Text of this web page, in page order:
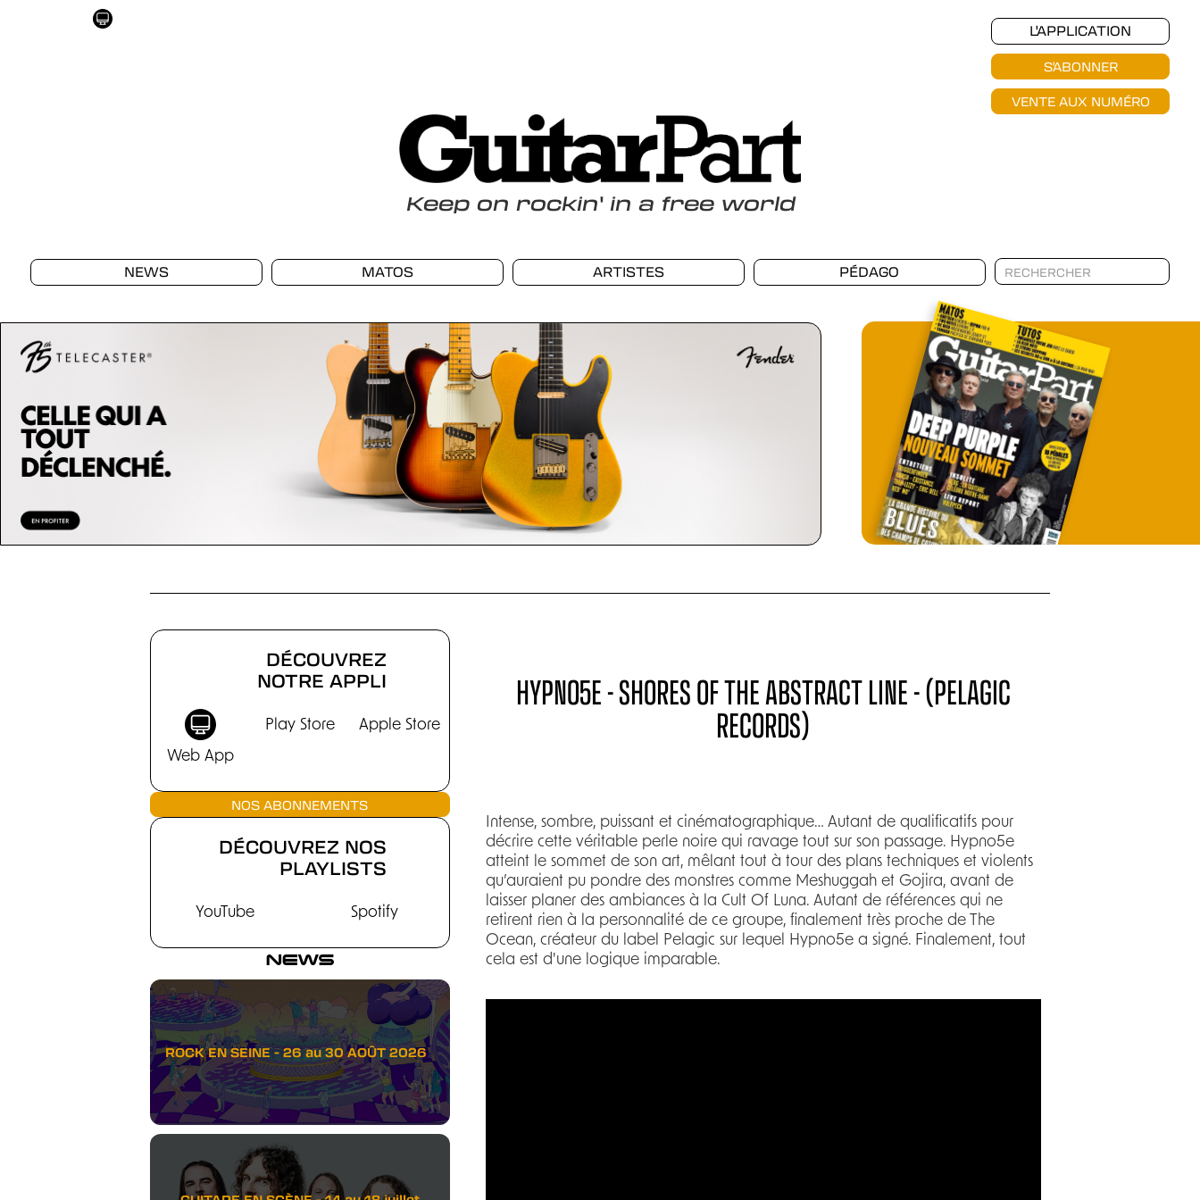
L'APPLICATION
S'ABONNER
VENTE AUX NUMÉRO
Keepon rockin' in a free world
NEWS MATOS ARTISTES PÉDAGO
CHRONIQUES
DÉCOUVREZ
NOTRE APPLI
Web App
Play Store Apple Store
NOS ABONNEMENTS
DÉCOUVREZ NOS
PLAYLISTS
YouTube Spotify
NEWS
ROCK EN SEINE - 26 au 30 AOÛT 2026
HYPNO5E - SHORES OF THE ABSTRACT LINE - (PELAGIC
RECORDS)
Intense, sombre, puissant et cinématographique… Autant de qualificatifs pour
décrire cette véritable perle noire qui ravage tout sur son passage. Hypno5e
atteint le sommet de son art, mêlant tout à tour des plans techniques et violents
qu’auraient pu pondre des monstres comme Meshuggah et Gojira, avant de
laisser planer des ambiances à la Cult Of Luna. Autant de références qui ne
retirent rien à la personnalité de ce groupe, finalement très proche de The
Ocean, créateur du label Pelagic sur lequel Hypno5e a signé. Finalement, tout
cela est d'une logique imparable.